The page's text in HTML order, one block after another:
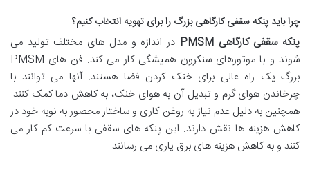
چرا باید پنکه سقفی کارگاهی بزرگ را برای تهویه انتخاب کنیم؟
پنکه سقفی کارگاهی PMSM
در اندازه و مدل های مختلف تولید می
شوند و با موتورهای سنکرون همیشگی کار می کند. فن های PMSM
بزرگ یک راه عالی برای خنک کردن فضا هستند. آنها می توانند با
چرخاندن هوای گرم و تبدیل آن به هوای خنک، به کاهش دما کمک کنند.
همچنین به دلیل عدم نیاز به روغن کاری و ساختار محصور به نوبه خود در
کاهش هزینه ها نقش دارند. این پنکه های سقفی با سرعت کم کار می
کنند و به کاهش هزینه های برق یاری می رسانند.